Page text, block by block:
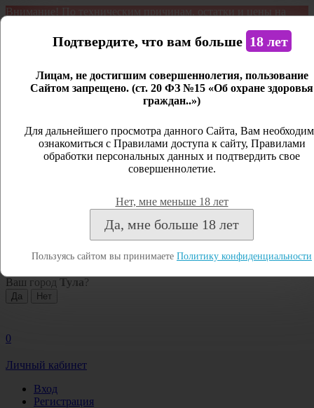
Внимание! По техническим причинам, остатки и цены на
является демонстрационным. Дистанционная продажа не
Открыть сайдбар
Личный кабинет
Закрыть
Посмотреть все результаты
Ваш город Тула ?
0
Личный кабинет
Вход
Регистрация
Подтвердите, что вам больше 18 лет
Лицам, не достигшим совершеннолетия, пользование
Сайтом запрещено. (ст. 20 ФЗ №15 «Об охране здоровья
граждан..»)
Для дальнейшего просмотра данного Сайта, Вам
ознакомиться с Правилами доступа к сайту, Правилами
обработки персональных данных и подтвердить свое
совершеннолетие.
Нет, мне меньше 18 лет
Да, мне больше 18 лет
Пользуясь сайтом вы принимаете Политику конфиденциальности